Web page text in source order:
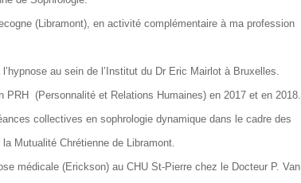
(Libramont), en activité complémentaire à ma profession
au sein de l’Institut du Dr Eric Mairlot à Bruxelles.
PRH (Personnalité et Relations Humaines) en 2017 et en 2018.
collectives en sophrologie dynamique dans le cadre des
Mutualité Chrétienne de Libramont.
médicale (Erickson) au CHU St-Pierre chez le Docteur P. Van